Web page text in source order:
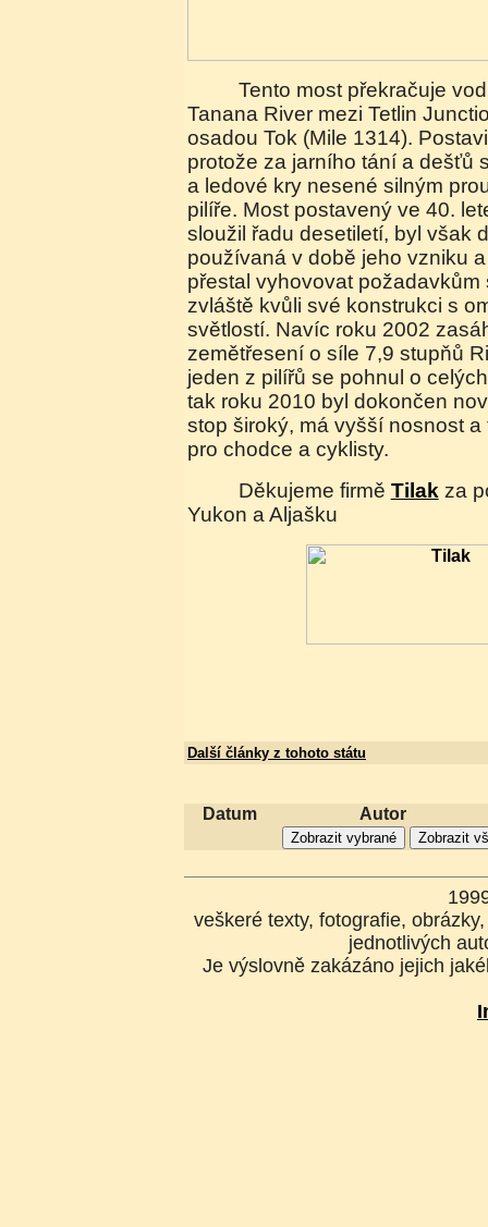
Tento most překračuje vodnatou a rychle tekoucí
Tanana River mezi Tetlin
osadou Tok (Mile 1314).
protože za jarního tání a dešťů
a ledové kry nesené silným
pilíře. Most postavený ve 40.
sloužil řadu desetiletí, byl však
používaná v době jeho vzniku
přestal vyhovovat požadavkům
zvláště kvůli své konstrukci s
světlostí. Navíc roku 2002
zemětřesení o síle 7,9 stupňů
jeden z pilířů se pohnul o
tak roku 2010 byl dokončen
stop široký, má vyšší nosnost
pro chodce a cyklisty.
Děkujeme firmě Tilak za
Yukon a Aljašku
Další články z tohoto státu
Datum Autor
veškeré texty, fotografie,
jednotlivých
Je výslovně zakázáno jejich